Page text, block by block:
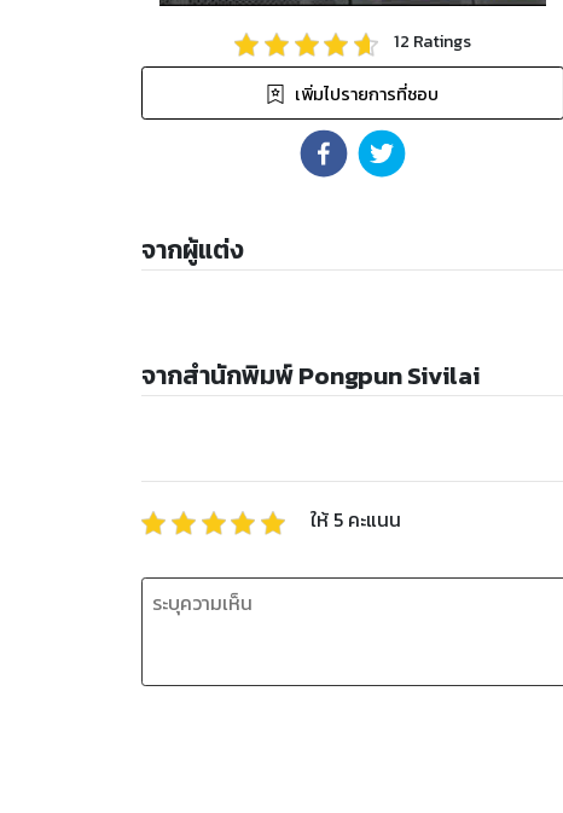
12 Ratings
เพิ่มไปรายการที่ชอบ
จากผู้แต่ง
จากสำนักพิมพ์ Pongpun Sivilai
ให้ 5 คะแนน